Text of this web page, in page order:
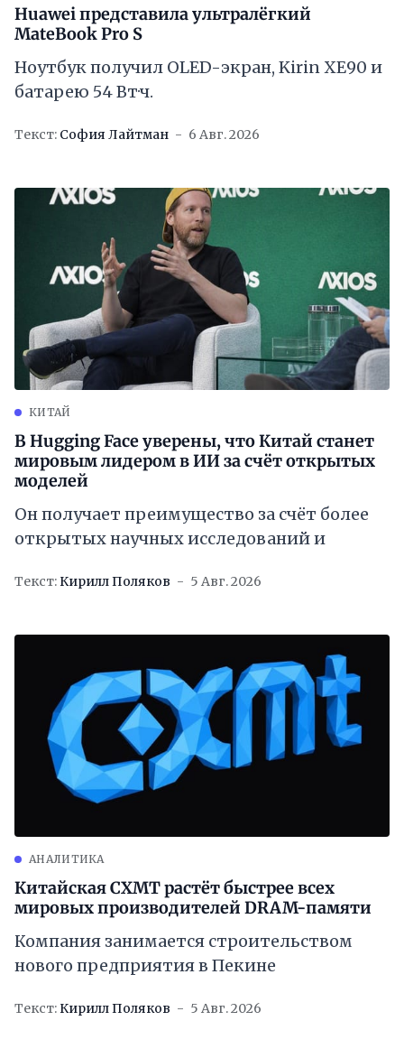
Huawei представила ультралёгкий
MateBook Pro S
Ноутбук получил OLED-экран, Kirin XE90 и
батарею 54 Вт·ч.
Текст: София Лайтман 6 Авг. 2026
КИТАЙ
В Hugging Face уверены, что Китай станет
мировым лидером в ИИ за счёт открытых
моделей
Он получает преимущество за счёт более
открытых научных исследований и
Текст: Кирилл Поляков 5 Авг. 2026
АНАЛИТИКА
Китайская CXMT растёт быстрее всех
мировых производителей DRAM-памяти
Компания занимается строительством
нового предприятия в Пекине
Текст: Кирилл Поляков 5 Авг. 2026